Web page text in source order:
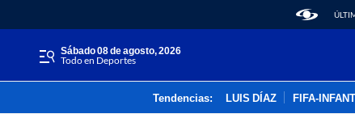
sábado 08 de agosto, 2026
Todo en Deportes
Tendencias: LUIS DÍAZ FIFA-